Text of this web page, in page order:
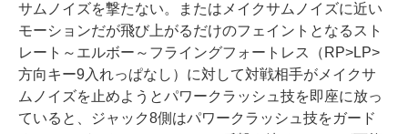
サムノイズを撃たない。またはメイクサムノイズに近い
モーションだが飛び上がるだけのフェイントとなるスト
レート～エルボー～フライングフォートレス（RP>LP>
方向キー9入れっぱなし）に対して対戦相手がメイクサ
ムノイズを止めようとパワークラッシュ技を即座に放っ
ていると、ジャック8側はパワークラッシュ技をガード